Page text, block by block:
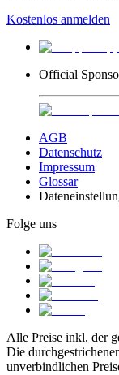
Kostenlos anmelden
Official
AGB
Datenschutz
Impressum
Glossar
Folge uns
Alle Preise inkl. der
Die
unverbindlichen